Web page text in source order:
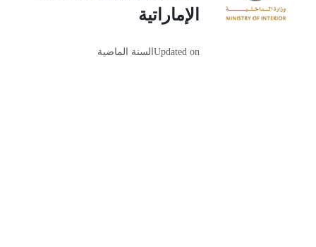
الإماراتية
Updated onالسنة الماضية